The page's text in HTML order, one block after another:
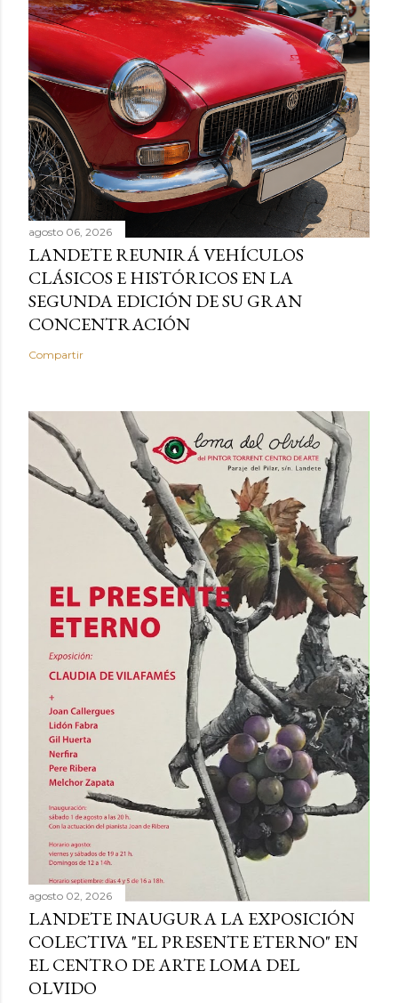
agosto 06, 2026
LANDETE REUNIRÁ VEHÍCULOS
CLÁSICOS E HISTÓRICOS EN LA
SEGUNDA EDICIÓN DE SU GRAN
CONCENTRACIÓN
Compartir
agosto 02, 2026
LANDETE INAUGURA LA EXPOSICIÓN
COLECTIVA "EL PRESENTE ETERNO" EN
EL CENTRO DE ARTE LOMA DEL
OLVIDO